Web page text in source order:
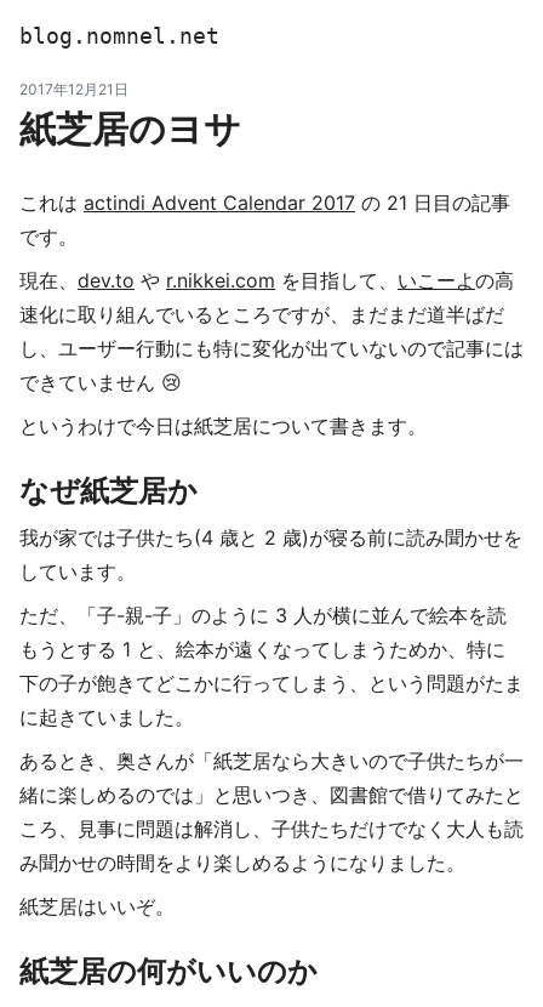
blog.nomnel.net
2017年12月21日
紙芝居のヨサ
これは actindi Advent Calendar 2017 の 21 日目の記事
です。
現在、 dev.to や r.nikkei.com を目指して、 いこーよの高
速化に取り組んでいるところですが、まだまだ道半ばだ
し、ユーザー行動にも特に変化が出ていないので記事には
できていません 😢
というわけで今日は紙芝居について書きます。
なぜ紙芝居か
我が家では子供たち(4 歳と 2 歳)が寝る前に読み聞かせを
しています。
ただ、「子-親-子」のように 3 人が横に並んで絵本を読
もうとする 1 と、絵本が遠くなってしまうためか、特に
下の子が飽きてどこかに行ってしまう、という問題がたま
に起きていました。
あるとき、奥さんが「紙芝居なら大きいので子供たちが一
緒に楽しめるのでは」と思いつき、図書館で借りてみたと
ころ、見事に問題は解消し、子供たちだけでなく大人も読
み聞かせの時間をより楽しめるようになりました。
紙芝居はいいぞ。
紙芝居の何がいいのか